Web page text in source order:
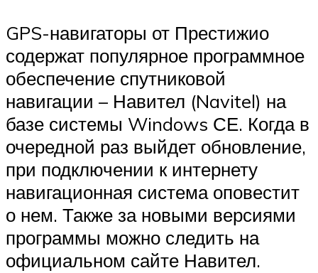
GPS-навигаторы от Престижио
содержат популярное программное
обеспечение спутниковой
навигации – Навител (Navitel) на
базе системы Windows СЕ. Когда в
очередной раз выйдет обновление,
при подключении к интернету
навигационная система оповестит
о нем. Также за новыми версиями
программы можно следить на
официальном сайте Навител.